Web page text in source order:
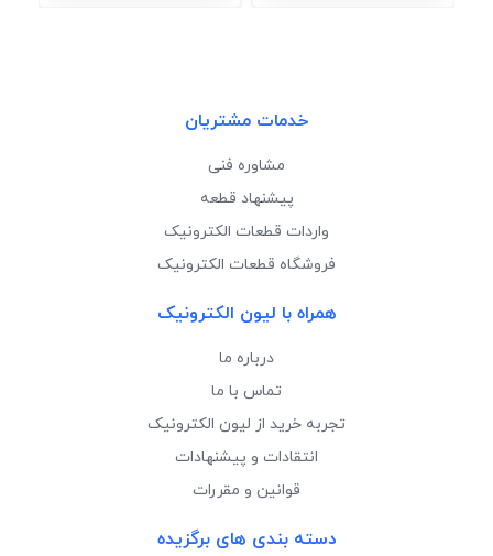
خدمات مشتریان
مشاوره فنی
پیشنهاد قطعه
واردات قطعات الکترونیک
فروشگاه قطعات الکترونیک
همراه با لیون الکترونیک
درباره ما
تماس با ما
تجربه خرید از لیون الکترونیک
انتقادات و پیشنهادات
قوانین و مقررات
دسته بندی های برگزیده